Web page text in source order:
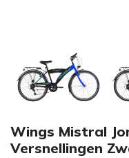
Wings Mistral
Versnellingen